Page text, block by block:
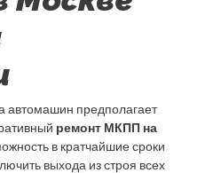
автомашин предполагает
ремонт МКПП на
в кратчайшие сроки
выхода из строя всех